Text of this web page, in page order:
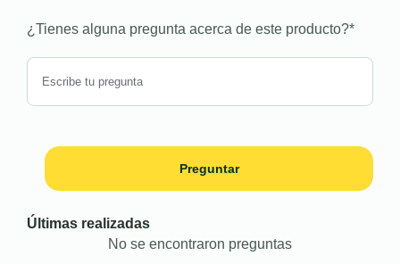
¿Tienes alguna pregunta acerca de este producto?*
Preguntar
Últimas realizadas
No se encontraron preguntas